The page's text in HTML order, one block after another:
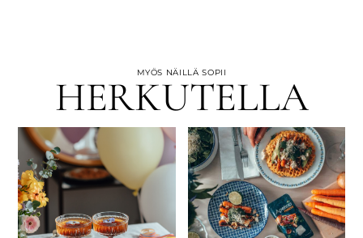
MYÖS NÄILLÄ SOPII
HERKUTELLA